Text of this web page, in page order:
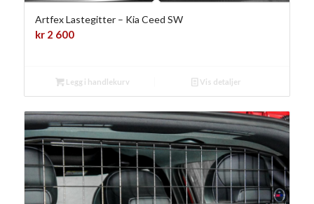
Artfex Lastegitter – Kia Ceed SW
kr2 600
Legg i handlekurv Vis detaljer